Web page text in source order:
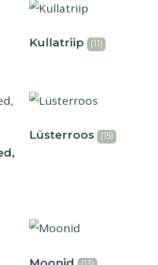
Kullatriip (11)
Lüsterroos (15)